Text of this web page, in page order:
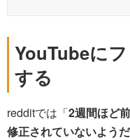
YouTubeに
する
redditでは「2週間ほど
修正されていないようだ